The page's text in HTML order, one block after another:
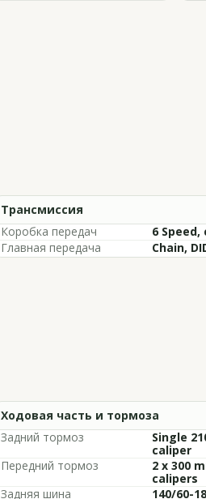
Трансмиссия
Коробка передач
6
Главная передача
Chain,
Ходовая часть и тормоза
Задний тормоз
Single
caliper
Передний тормоз
2 x 300
calipers
Задняя шина
140/60-18